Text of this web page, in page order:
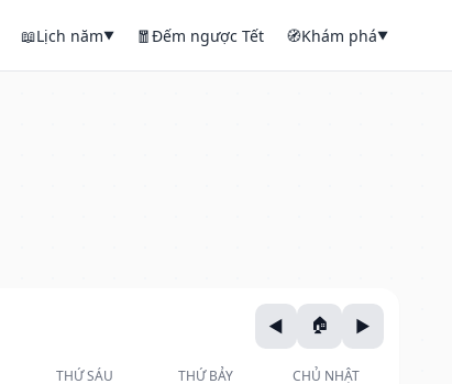
📖Lịch năm▼ 🧧Đếm ngược Tết 🧭Khám phá▼
THỨ SÁU THỨ BẢY CHỦ NHẬT